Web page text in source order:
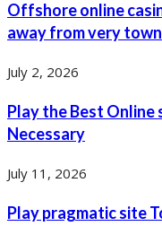
Offshore online
away from very
July 2, 2026
Play the Best
Necessary
July 11, 2026
Play pragmatic site